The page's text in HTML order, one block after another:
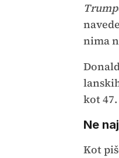
nima
kot
Ne
Kot